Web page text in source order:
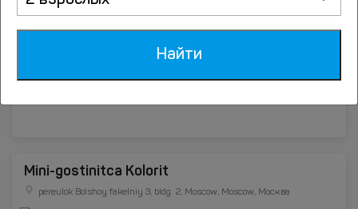
Mini-gostinitca Kolorit
pereulok Bolshoy fakelniy 3, bldg. 2, Moscow, Moscow, Москва
Найти